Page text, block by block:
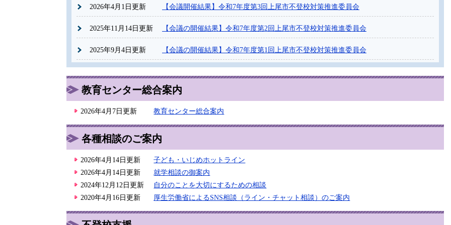
2026年4月1日更新 【会議開催結果】令和7年度第3回上尾市不登校対策推進委員会
2025年11月14日更新 【会議の開催結果】令和7年度第2回上尾市不登校対策推進委員会
2025年9月4日更新 【会議の開催結果】令和7年度第1回上尾市不登校対策推進委員会
教育センター総合案内
2026年4月7日更新 教育センター総合案内
各種相談のご案内
2026年4月14日更新
子ども・いじめホットライン
2026年4月14日更新
就学相談の御案内
2024年12月12日更新
自分のことを大切にするための相談
2020年4月16日更新
厚生労働省によるSNS相談（ライン・チャット相談）のご案内